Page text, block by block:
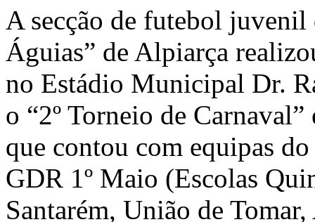
A secção de futebol
Águias” de Alpiarça
no Estádio Municipal Dr.
o “2º Torneio de
que contou com equipas
GDR 1º Maio (Escolas
Santarém, União de